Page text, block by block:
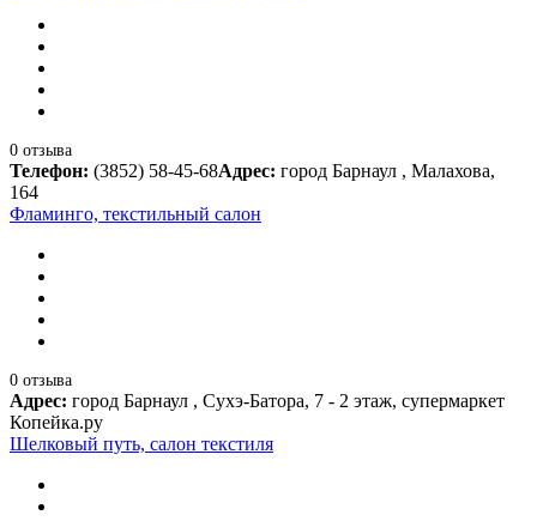
0 отзыва
Телефон: (3852) 58-45-68Адрес: город Барнаул , Малахова,
164
Фламинго, текстильный салон
0 отзыва
Адрес: город Барнаул , Сухэ-Батора, 7 - 2 этаж, супермаркет
Копейка.ру
Шелковый путь, салон текстиля